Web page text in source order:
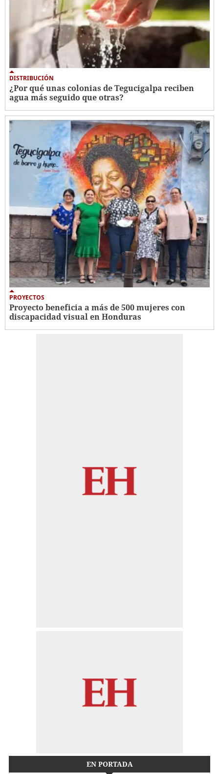
DISTRIBUCIÓN
¿Por qué unas colonias de Tegucigalpa reciben
agua más seguido que otras?
PROYECTOS
Proyecto beneficia a más de 500 mujeres con
discapacidad visual en Honduras
EN PORTADA